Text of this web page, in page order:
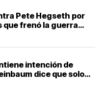
Pete Hegseth por
que frenó la guerra
intención de
dice que solo